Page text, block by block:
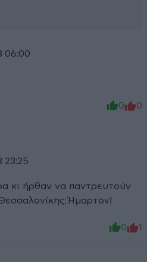
06:00
0 0
23:25
κι ήρθαν να παντρευτούν
0 1